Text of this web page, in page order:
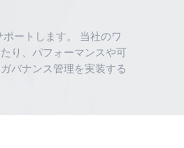
ートします。 当社のワ
り、パフォーマンスや可
バナンス管理を実装する